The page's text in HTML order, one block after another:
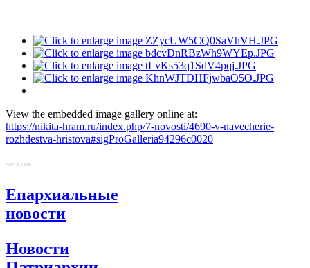
View the embedded image gallery online at:
https://nikita-hram.ru/index.php/7-novosti/4690-v-navecherie-
rozhdestva-hristova#sigProGalleria94296c0020
Social Like
Епархиальные
новости
Новости